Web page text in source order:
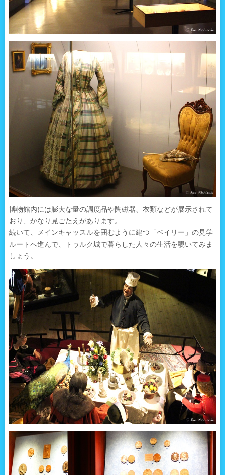
博物館内には膨大な量の調度品や陶磁器、衣類などが展示されて
おり、かなり見ごたえがあります。
続いて、メインキャッスルを囲むように建つ「ベイリー」の見学
ルートへ進んで、トゥルク城で暮らした人々の生活を覗いてみま
しょう。